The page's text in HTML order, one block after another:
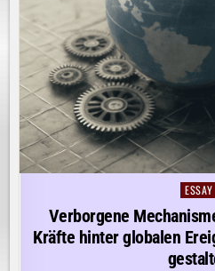
Posted
in
ESSAY
Verborgene
Kräfte hinter globalen